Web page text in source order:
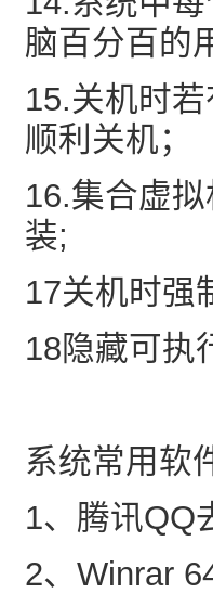
脑百分百的
15.关机时
顺利关机；
16.集合虚
装;
17关机时强
18隐藏可执
系统常用软
1、腾讯QQ
2、Winrar